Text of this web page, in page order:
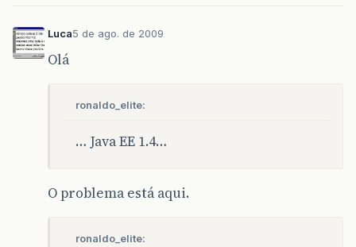
Luca5 de ago. de 2009
Olá
ronaldo_elite:
… Java EE 1.4…
O problema está aqui.
ronaldo_elite: